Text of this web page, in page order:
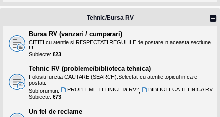
Tehnic/Bursa RV
Bursa RV (vanzari / cumparari)
CITITI cu atentie si RESPECTATI REGULILE de postare in aceasta sectiune
!!!
Subiecte: 823
Tehnic RV (probleme/biblioteca tehnica)
Folositi functia CAUTARE (SEARCH).Selectati cu atentie topicul in care
postati.
Subforumuri:
PROBLEME TEHNICE la RV?,
BIBLIOTECA TEHNICA RV
Subiecte: 673
Un fel de reclame